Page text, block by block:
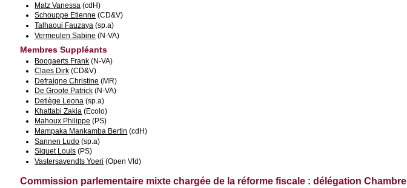
Matz Vanessa (cdH)
Schouppe Etienne (CD&V)
Talhaoui Fauzaya (sp.a)
Vermeulen Sabine (N-VA)
Membres Suppléants
Boogaerts Frank (N-VA)
Claes Dirk (CD&V)
Defraigne Christine (MR)
De Groote Patrick (N-VA)
Detiège Leona (sp.a)
Khattabi Zakia (Ecolo)
Mahoux Philippe (PS)
Mampaka Mankamba Bertin (cdH)
Sannen Ludo (sp.a)
Siquet Louis (PS)
Vastersavendts Yoeri (Open Vld)
Commission parlementaire mixte chargée de la réforme fiscale : délégation Chambre